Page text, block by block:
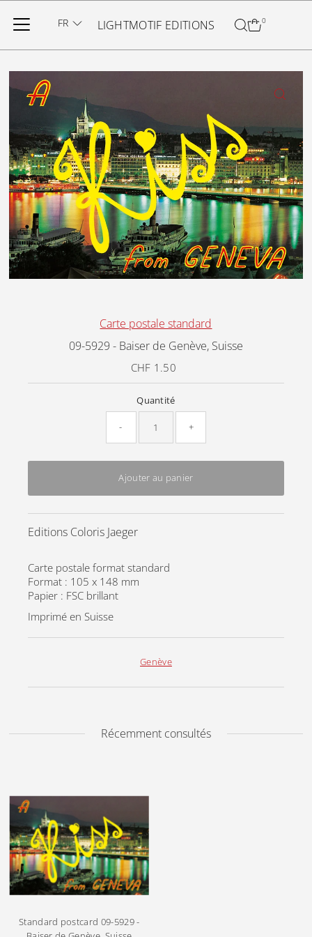
Ignorer et passer au contenu
LIGHTMOTIF EDITIONS 0
Carte postale standard
09-5929 - Baiser de Genève, Suisse
Prix
ordinaire
CHF 1.50
Quantité
- +
Ajouter au panier
Editions Coloris Jaeger
Carte postale format standard
Format : 105 x 148 mm
Papier : FSC brillant
Imprimé en Suisse
Genève
Récemment consultés
Standard postcard 09-5929 -
FR